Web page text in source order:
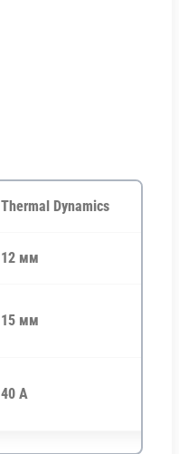
Thermal Dynamics
12 мм
15 мм
40 А